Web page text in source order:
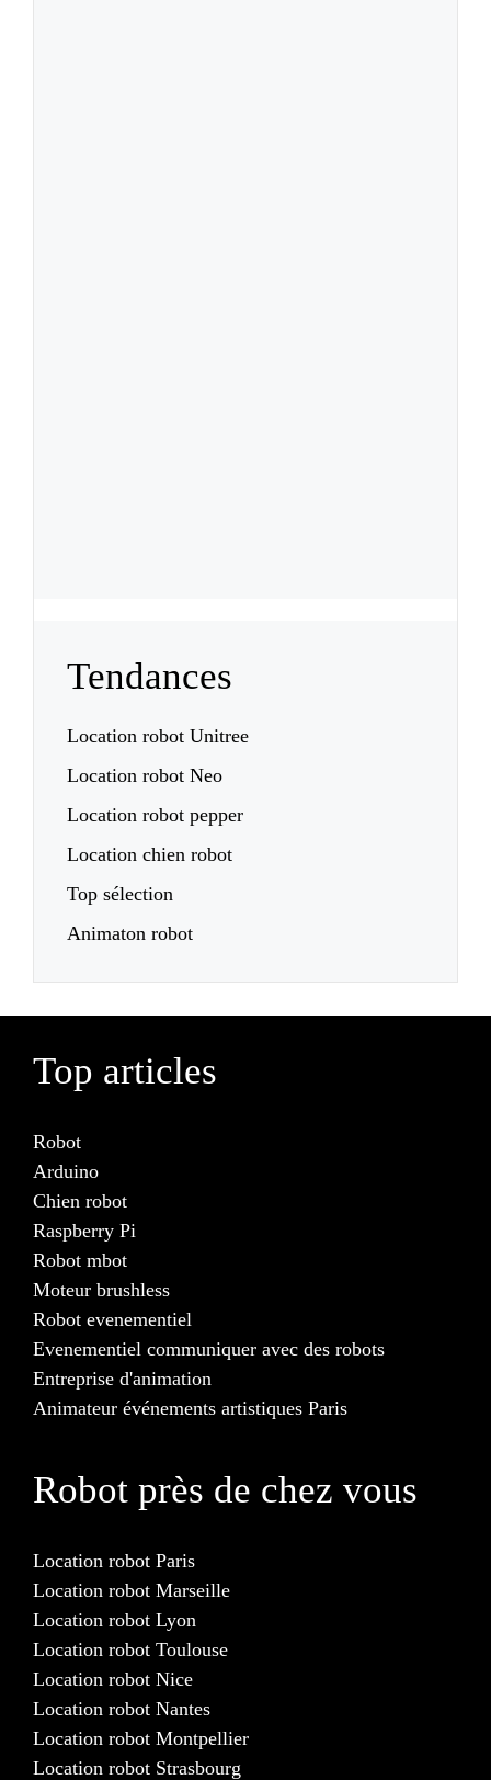
Tendances
Location robot Unitree
Location robot Neo
Location robot pepper
Location chien robot
Top sélection
Animaton robot
Top articles
Robot
Arduino
Chien robot
Raspberry Pi
Robot mbot
Moteur brushless
Robot evenementiel
Evenementiel communiquer avec des robots
Entreprise d'animation
Animateur événements artistiques Paris
Robot près de chez vous
Location robot Paris
Location robot Marseille
Location robot Lyon
Location robot Toulouse
Location robot Nice
Location robot Nantes
Location robot Montpellier
Location robot Strasbourg